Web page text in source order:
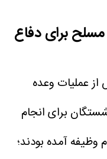
برای دفاع
از عملیات وعده
برای انجام
آمده بودند؛